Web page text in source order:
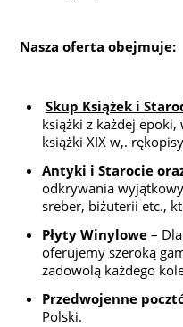
Nasza oferta obejmuje:
Skup Książek i
książki z każdej
książki XIX w,.
Antyki i Starocie
odkrywania
sreber, biżuterii etc.,
Płyty Winylowe–
oferujemy szeroką
zadowolą każdego
Przedwojenne
Polski.